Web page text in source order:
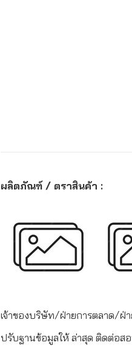
ผลิตภัณฑ์ / ตราสินค้า :
เจ้าของบริษัท/ฝ่ายการตลาด/ฝ่
ปรับฐานข้อมูลให้ ล่าสุด ติดต่อส